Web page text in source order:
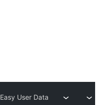
Easy User Data